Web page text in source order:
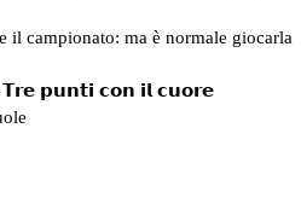
il campionato: ma è normale giocarla
𝗽𝘂𝗻𝘁𝗶 𝗰𝗼𝗻 𝗶𝗹 𝗰𝘂𝗼𝗿𝗲